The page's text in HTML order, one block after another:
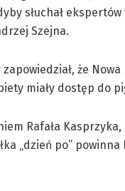
słuchał
Szejna.
że
miały dostęp do
Rafała
„dzień po”